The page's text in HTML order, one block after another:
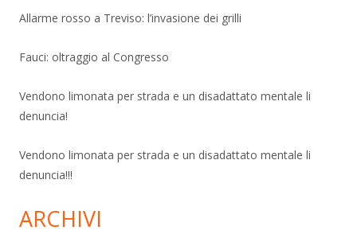
Allarme rosso a Treviso: l’invasione dei grilli
Fauci: oltraggio al Congresso
Vendono limonata per strada e un disadattato mentale li
denuncia!
Vendono limonata per strada e un disadattato mentale li
denuncia!!!
ARCHIVI